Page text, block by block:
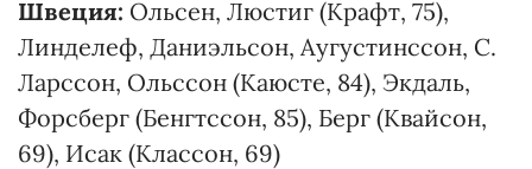
Швеция: Ольсен, Люстиг (Крафт, 75),
Линделеф, Даниэльсон, Аугустинссон, С.
Ларссон, Ольссон (Каюсте, 84), Экдаль,
Форсберг (Бенгтссон, 85), Берг (Квайсон,
69), Исак (Классон, 69)